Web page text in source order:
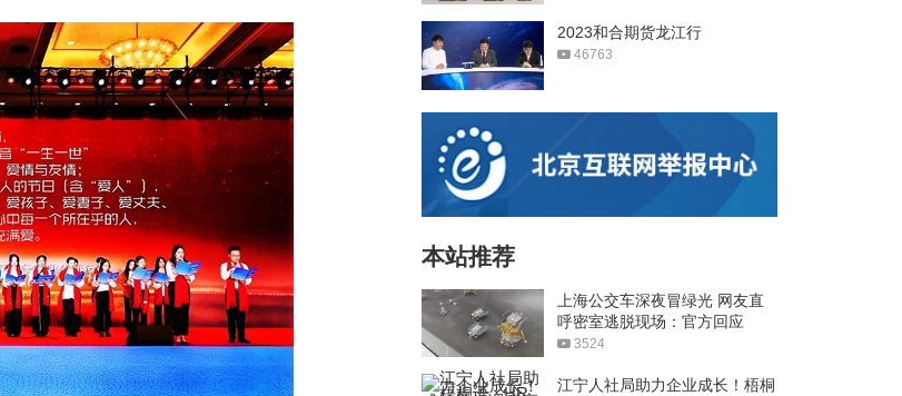
2023和合期货龙江行
46763
本站推荐
上海公交车深夜冒绿光 网友直
呼密室逃脱现场：官方回应
3524
江宁人社局助力企业成长！梧桐